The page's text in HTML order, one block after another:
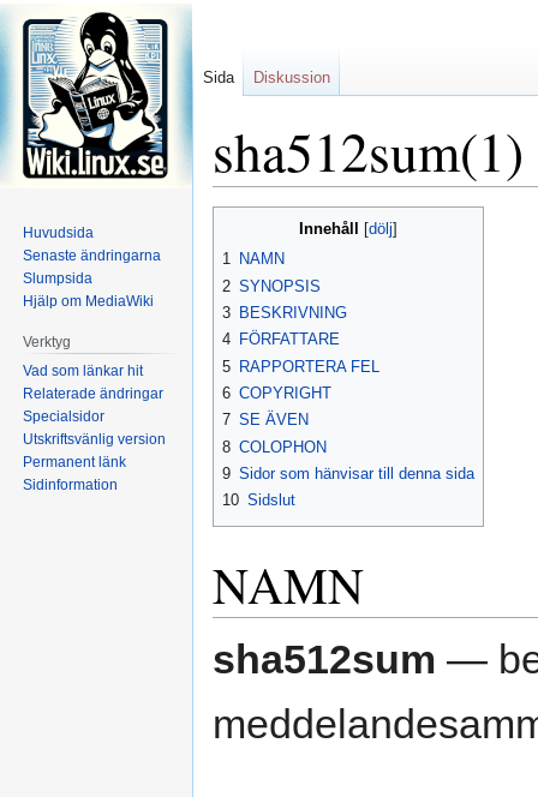
sha512sum(1)
Innehåll
1 NAMN
2 SYNOPSIS
3 BESKRIVNING
4 FÖRFATTARE
5 RAPPORTERA FEL
6 COPYRIGHT
7 SE ÄVEN
8 COLOPHON
9 Sidor som hänvisar till denna sida
10 Sidslut
NAMN
sha512sum —
Sida Diskussion
Huvudsida
Senaste ändringarna
Slumpsida
Hjälp om MediaWiki
Verktyg
Vad som länkar hit
Relaterade ändringar
Specialsidor
Utskriftsvänlig version
Permanent länk
Sidinformation